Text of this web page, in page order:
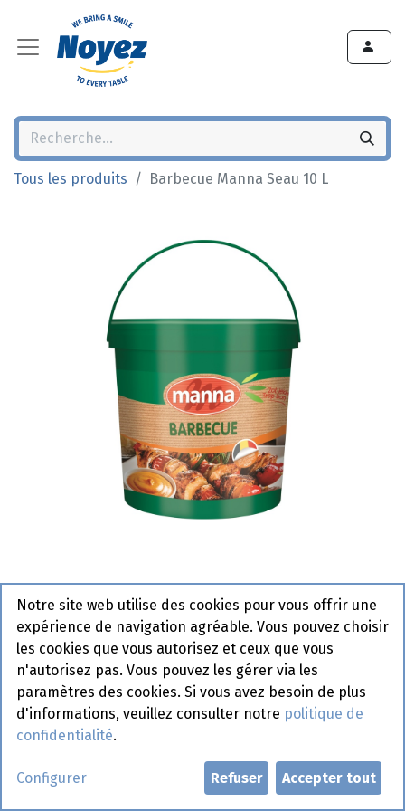
Tous les produits Barbecue Manna Seau 10 L
Barbecue Manna Seau 10 L
Actif
Demander un compte
Notre site web utilise des cookies pour vous offrir une
expérience de navigation agréable. Vous pouvez choisir
les cookies que vous autorisez et ceux que vous
n'autorisez pas. Vous pouvez les gérer via les
paramètres des cookies. Si vous avez besoin de plus
d'informations, veuillez consulter notre politique de
confidentialité.
Configurer Refuser Accepter tout